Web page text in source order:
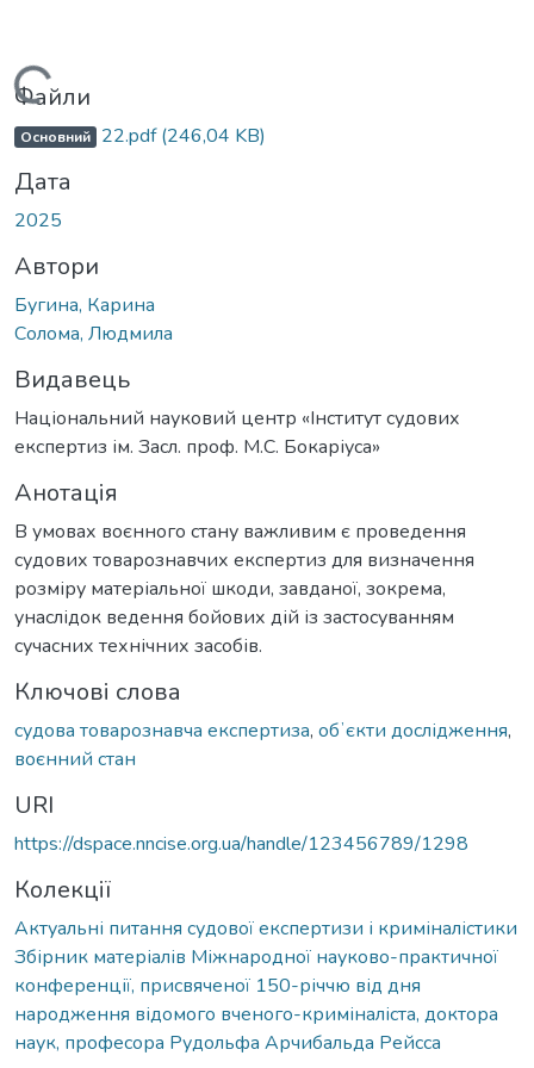
Вантажиться...
Файли
Основний 22.pdf(246,04 KB)
Дата
2025
Автори
Бугина, Карина
Солома, Людмила
Видавець
Національний науковий центр «Інститут судових
експертиз ім. Засл. проф. М.С. Бокаріуса»
Анотація
В умовах воєнного стану важливим є проведення
судових товарознавчих експертиз для визначення
розміру матеріальної шкоди, завданої, зокрема,
унаслідок ведення бойових дій із застосуванням
сучасних технічних засобів.
Ключові слова
судова товарознавча експертиза, обʼєкти дослідження,
воєнний стан
URI
https://dspace.nncise.org.ua/handle/123456789/1298
Колекції
Актуальні питання судової експертизи і криміналістики
Збірник матеріалів Міжнародної науково-практичної
конференції, присвяченої 150-річчю від дня
народження відомого вченого-криміналіста, доктора
наук, професора Рудольфа Арчибальда Рейсса